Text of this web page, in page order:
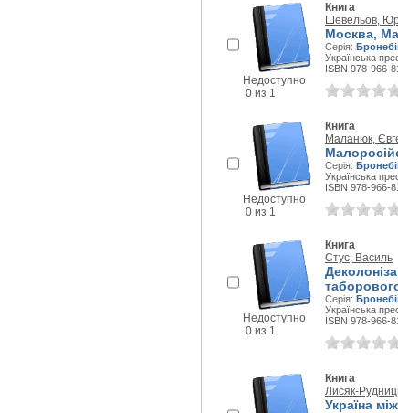
Недоступно
0 из 1
Книга
Шевельов,
Москва,
Серія:
Українська
ISBN 978-966-
Недоступно
0 из 1
Книга
Маланюк,
Серія:
Українська
ISBN 978-966-
Недоступно
0 из 1
Книга
Стус, Василь
Серія:
Українська
ISBN 978-966-
Книга
Лисяк-
Україна